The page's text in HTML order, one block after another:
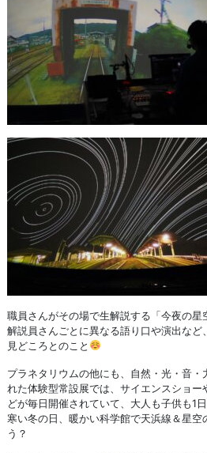
職員さんがその場で生解説する「今夜の星
解説員さんごとに異なる語り口や演出など
見どころとのこと
プラネタリウムの他にも、自然・光・音
れた体験型常設展では、サイエンスショ
どが毎日開催されていて、大人も子供も1
寒い冬の日、暖かい科学館で天浜線＆星空
う？